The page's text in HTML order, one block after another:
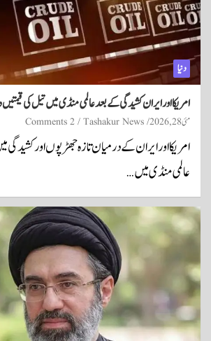
دنیا
امریکا اور ایران کشیدگی کے بعد عالمی منڈی میں تیل کی
مئی 28, 2026 Tashakur News
2 Comments
امریکا اور ایران کے درمیان تازہ جھڑپوں اور
عالمی منڈی میں…